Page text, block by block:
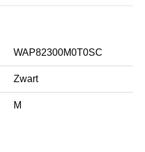
WAP82300M0T0SC
Zwart
M